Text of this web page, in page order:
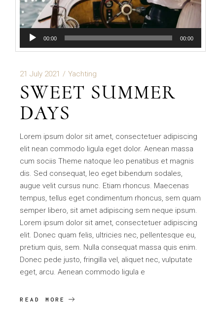
Audio
00:00 00:00
21 July 2021 Yachting
SWEET SUMMER
DAYS
Lorem ipsum dolor sit amet, consectetuer adipiscing
elit nean commodo ligula eget dolor. Aenean massa
cum sociis Theme natoque leo penatibus et magnis
dis. Sed consequat, leo eget bibendum sodales,
augue velit cursus nunc. Etiam rhoncus. Maecenas
tempus, tellus eget condimentum rhoncus, sem quam
semper libero, sit amet adipiscing sem neque ipsum.
Lorem ipsum dolor sit amet, consectetuer adipiscing
elit. Donec quam felis, ultricies nec, pellentesque eu,
pretium quis, sem. Nulla consequat massa quis enim.
Donec pede justo, fringilla vel, aliquet nec, vulputate
eget, arcu. Aenean commodo ligula e
READ MORE